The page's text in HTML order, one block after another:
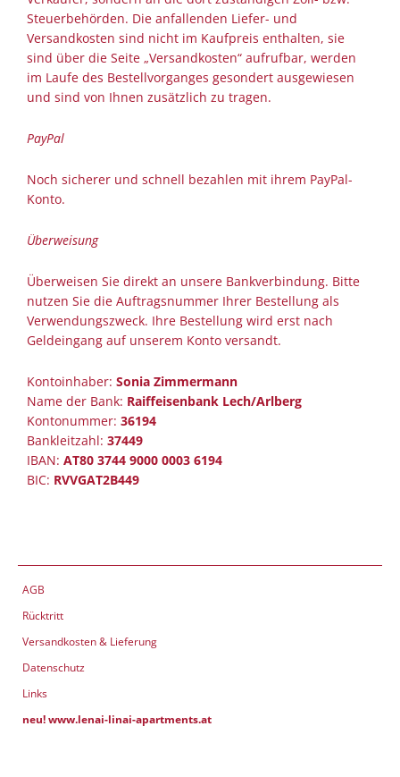
Steuerbehörden. Die anfallenden Liefer- und
Versandkosten sind nicht im Kaufpreis enthalten, sie
sind über die Seite „Versandkosten“ aufrufbar, werden
im Laufe des Bestellvorganges gesondert ausgewiesen
und sind von Ihnen zusätzlich zu tragen.
PayPal
Noch sicherer und schnell bezahlen mit ihrem PayPal-
Konto.
Überweisung
Überweisen Sie direkt an unsere Bankverbindung. Bitte
nutzen Sie die Auftragsnummer Ihrer Bestellung als
Verwendungszweck. Ihre Bestellung wird erst nach
Geldeingang auf unserem Konto versandt.
Kontoinhaber: Sonia Zimmermann
Name der Bank: Raiffeisenbank Lech/Arlberg
Kontonummer: 36194
Bankleitzahl: 37449
IBAN: AT80 3744 9000 0003 6194
BIC: RVVGAT2B449
AGB
Rücktritt
Versandkosten & Lieferung
Datenschutz
Links
neu! www.lenai-linai-apartments.at